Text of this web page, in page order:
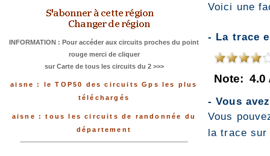
INFORMATION : Pour accéder aux circuits proches du point
rouge merci de cliquer
sur Carte de tous les circuits du 2 >>>
aisne : le TOP50 des circuits Gps les plus
téléchargés
aisne : tous les circuits de randonnée du
département
Voici une
- La trace
Note: 4.0
- Vous
Vous
la trace